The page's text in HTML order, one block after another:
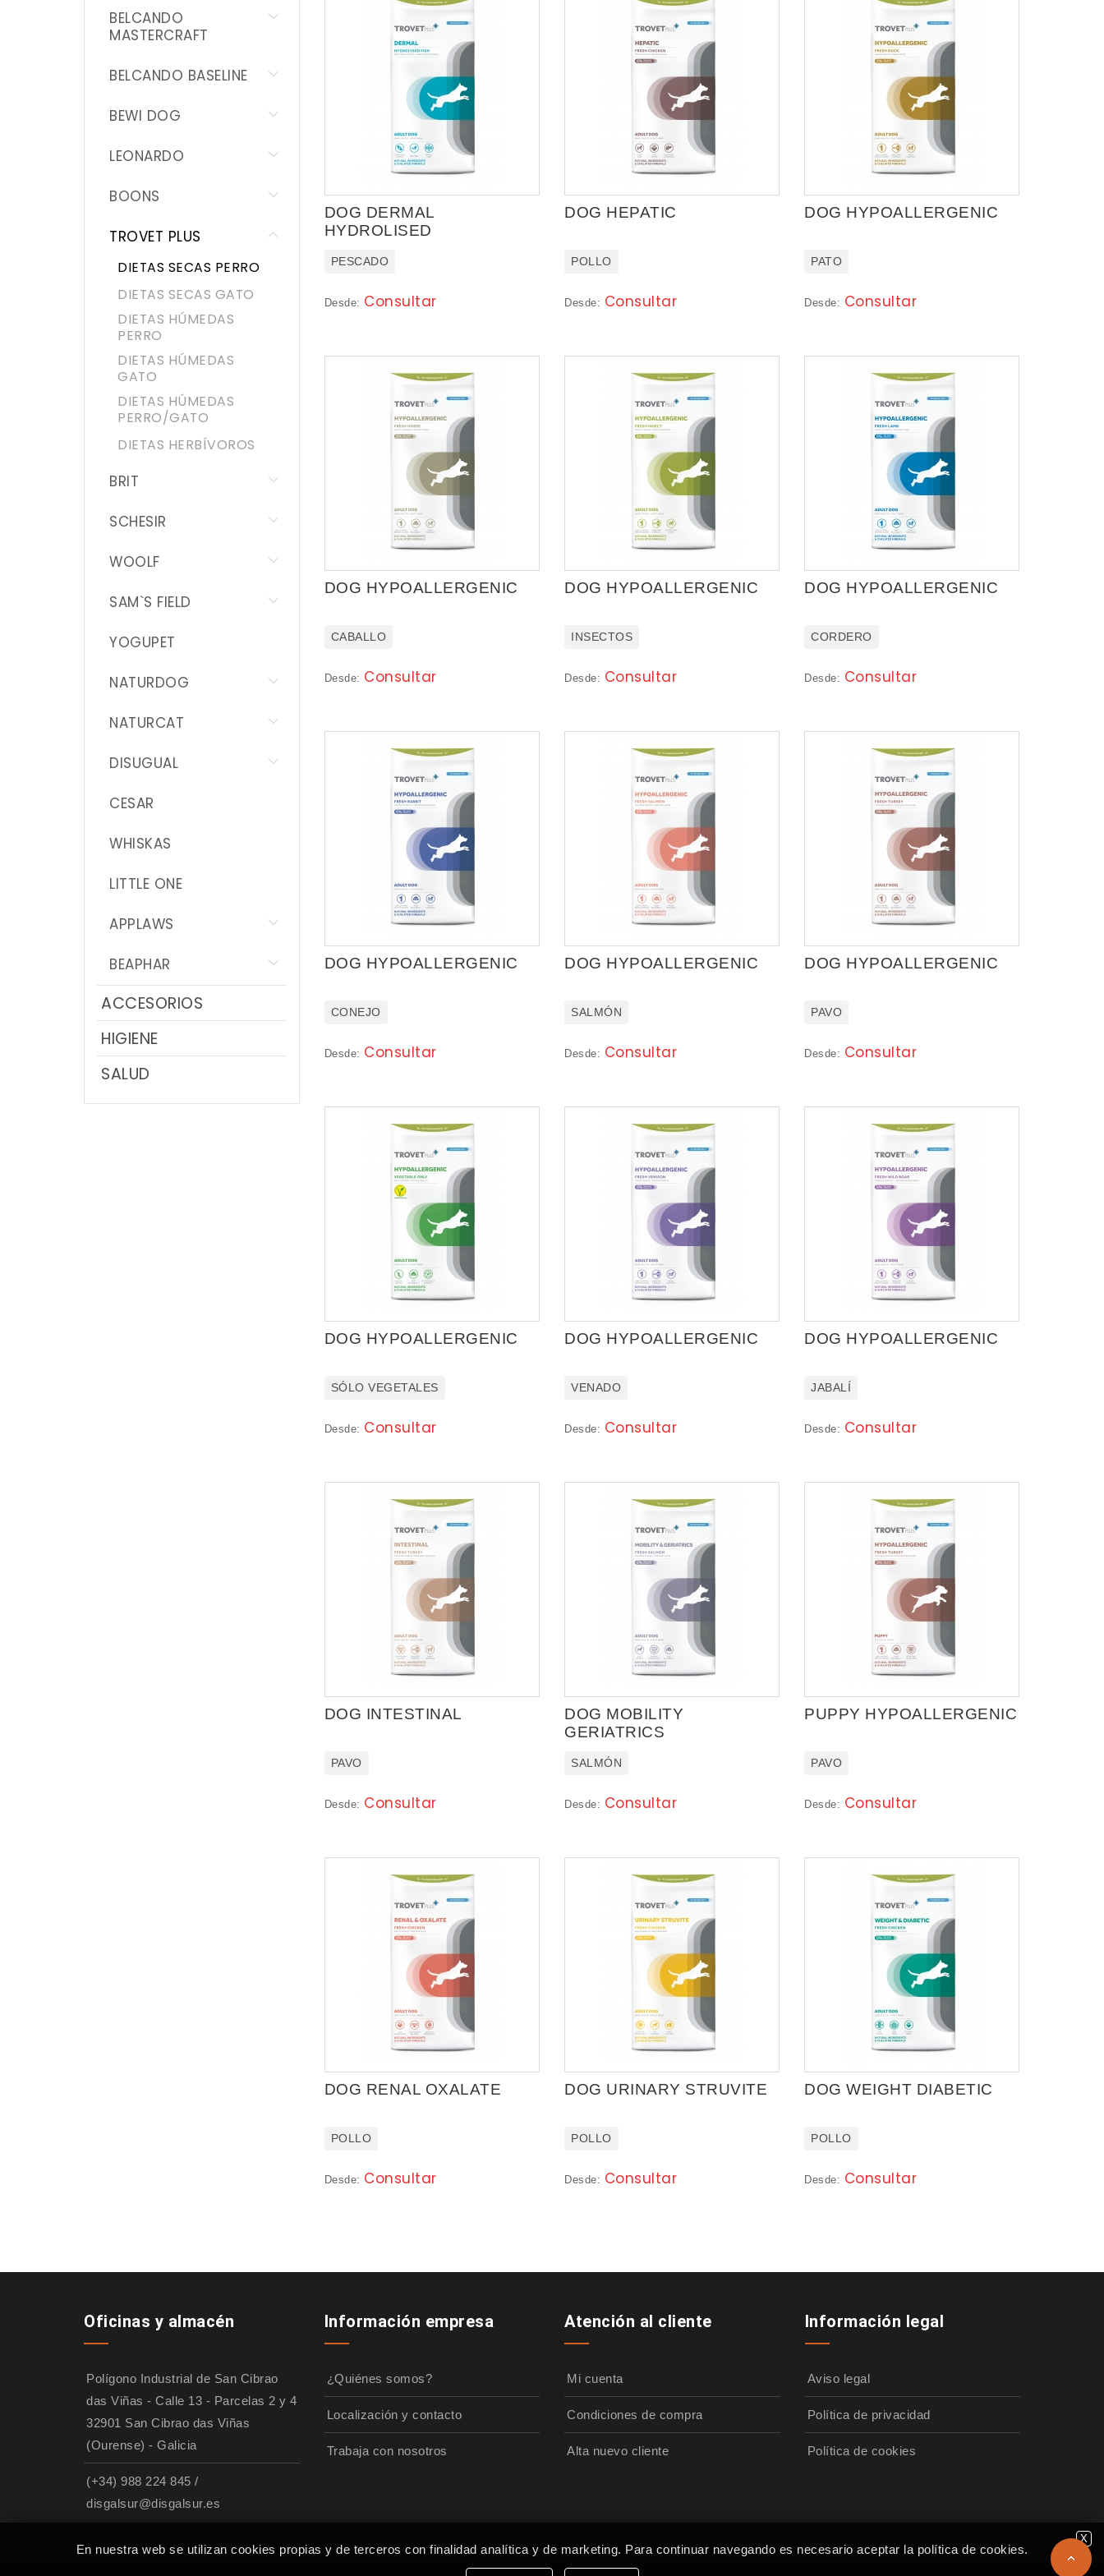
BELCANDO
MASTERCRAFT
BELCANDO BASELINE
BEWI DOG
LEONARDO
BOONS
TROVET PLUS
DIETAS SECAS PERRO
DIETAS SECAS GATO
DIETAS HÚMEDAS
PERRO
DIETAS HÚMEDAS
GATO
DIETAS HÚMEDAS
PERRO/GATO
DIETAS HERBÍVOROS
BRIT
SCHESIR
WOOLF
SAM`S FIELD
YOGUPET
NATURDOG
NATURCAT
DISUGUAL
CESAR
WHISKAS
LITTLE ONE
APPLAWS
BEAPHAR
ACCESORIOS
HIGIENE
SALUD
DOG DERMAL
HYDROLISED
PESCADO
Desde: Consultar
DOG HEPATIC
POLLO
Desde: Consultar
DOG HYPOALLERGENIC
PATO
Desde: Consultar
DOG HYPOALLERGENIC
CABALLO
Desde: Consultar
DOG HYPOALLERGENIC
INSECTOS
Desde: Consultar
DOG HYPOALLERGENIC
CORDERO
Desde: Consultar
DOG HYPOALLERGENIC
CONEJO
Desde: Consultar
DOG HYPOALLERGENIC
SALMÓN
Desde: Consultar
DOG HYPOALLERGENIC
PAVO
Desde: Consultar
DOG HYPOALLERGENIC
SÓLO VEGETALES
Desde: Consultar
DOG HYPOALLERGENIC
VENADO
Desde: Consultar
DOG HYPOALLERGENIC
JABALÍ
Desde: Consultar
DOG INTESTINAL
PAVO
Desde: Consultar
DOG MOBILITY
GERIATRICS
SALMÓN
Desde: Consultar
PUPPY HYPOALLERGENIC
PAVO
Desde: Consultar
DOG RENAL OXALATE
POLLO
Desde: Consultar
DOG URINARY STRUVITE
POLLO
Desde: Consultar
DOG WEIGHT DIABETIC
POLLO
Desde: Consultar
Oficinas y almacén
Polígono Industrial de San Cibrao
das Viñas - Calle 13 - Parcelas 2 y 4
32901 San Cibrao das Viñas
(Ourense) - Galicia
(+34) 988 224 845 /
disgalsur@disgalsur.es
Información empresa
¿Quiénes somos?
Localización y contacto
Trabaja con nosotros
Atención al cliente
Mi cuenta
Condiciones de compra
Alta nuevo cliente
Información legal
Aviso legal
Política de privacidad
Política de cookies
X
En nuestra web se utilizan cookies propias y de terceros con finalidad analítica y de marketing. Para continuar navegando es necesario aceptar la política de cookies.